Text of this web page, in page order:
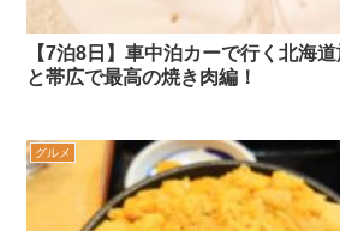
【7泊8日】車中泊カーで行く北海
と帯広で最高の焼き肉編！
グルメ